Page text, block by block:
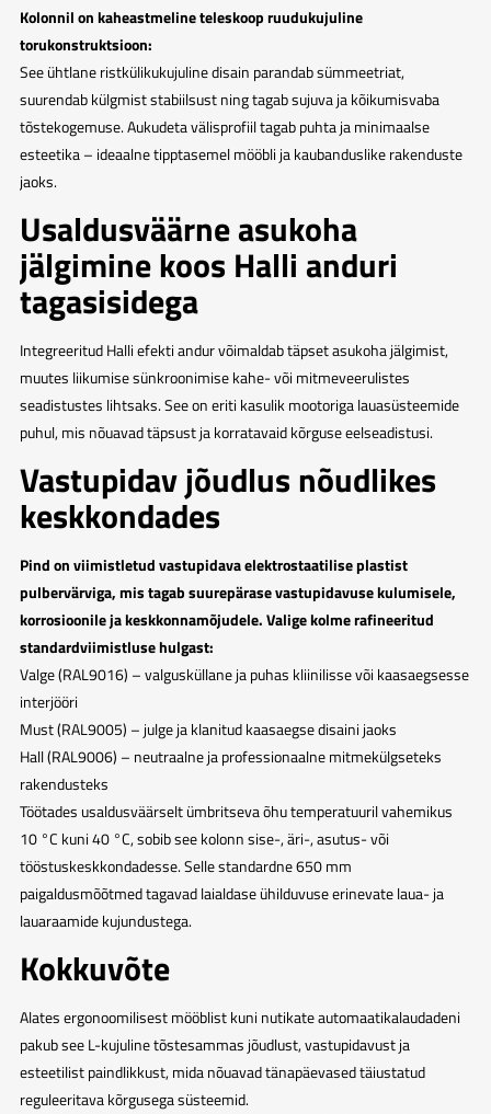
Kolonnil on kaheastmeline teleskoop ruudukujuline
torukonstruktsioon:
See ühtlane ristkülikukujuline disain parandab sümmeetriat,
suurendab külgmist stabiilsust ning tagab sujuva ja kõikumisvaba
tõstekogemuse. Aukudeta välisprofiil tagab puhta ja minimaalse
esteetika – ideaalne tipptasemel mööbli ja kaubanduslike rakenduste
jaoks.
Usaldusväärne asukoha
jälgimine koos Halli anduri
tagasisidega
Integreeritud Halli efekti andur võimaldab täpset asukoha jälgimist,
muutes liikumise sünkroonimise kahe- või mitmeveerulistes
seadistustes lihtsaks. See on eriti kasulik mootoriga lauasüsteemide
puhul, mis nõuavad täpsust ja korratavaid kõrguse eelseadistusi.
Vastupidav jõudlus nõudlikes
keskkondades
Pind on viimistletud vastupidava elektrostaatilise plastist
pulbervärviga, mis tagab suurepärase vastupidavuse kulumisele,
korrosioonile ja keskkonnamõjudele. Valige kolme rafineeritud
standardviimistluse hulgast:
Valge (RAL9016) – valgusküllane ja puhas kliinilisse või kaasaegsesse
interjööri
Must (RAL9005) – julge ja klanitud kaasaegse disaini jaoks
Hall (RAL9006) – neutraalne ja professionaalne mitmekülgseteks
rakendusteks
Töötades usaldusväärselt ümbritseva õhu temperatuuril vahemikus
10 °C kuni 40 °C, sobib see kolonn sise-, äri-, asutus- või
tööstuskeskkondadesse. Selle standardne 650 mm
paigaldusmõõtmed tagavad laialdase ühilduvuse erinevate laua- ja
lauaraamide kujundustega.
Kokkuvõte
Alates ergonoomilisest mööblist kuni nutikate automaatikalaudadeni
pakub see L-kujuline tõstesammas jõudlust, vastupidavust ja
esteetilist paindlikkust, mida nõuavad tänapäevased täiustatud
reguleeritava kõrgusega süsteemid.